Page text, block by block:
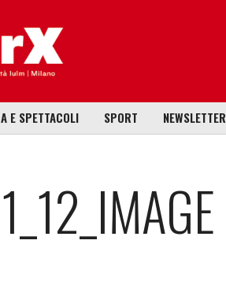
E SPETTACOLI SPORT NEWSLETTER